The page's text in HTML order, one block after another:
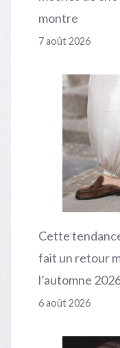
montre
7 août 2026
Cette
fait un retour
l’automne
6 août 2026